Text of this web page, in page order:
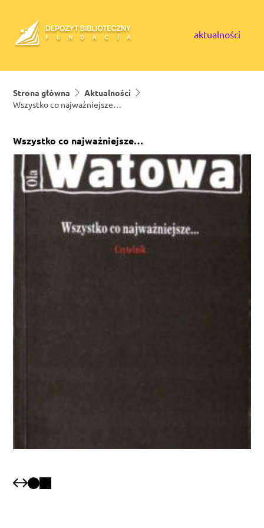
aktualności
Strona główna
Aktualności
Wszystko co najważniejsze…
Wszystko co najważniejsze…